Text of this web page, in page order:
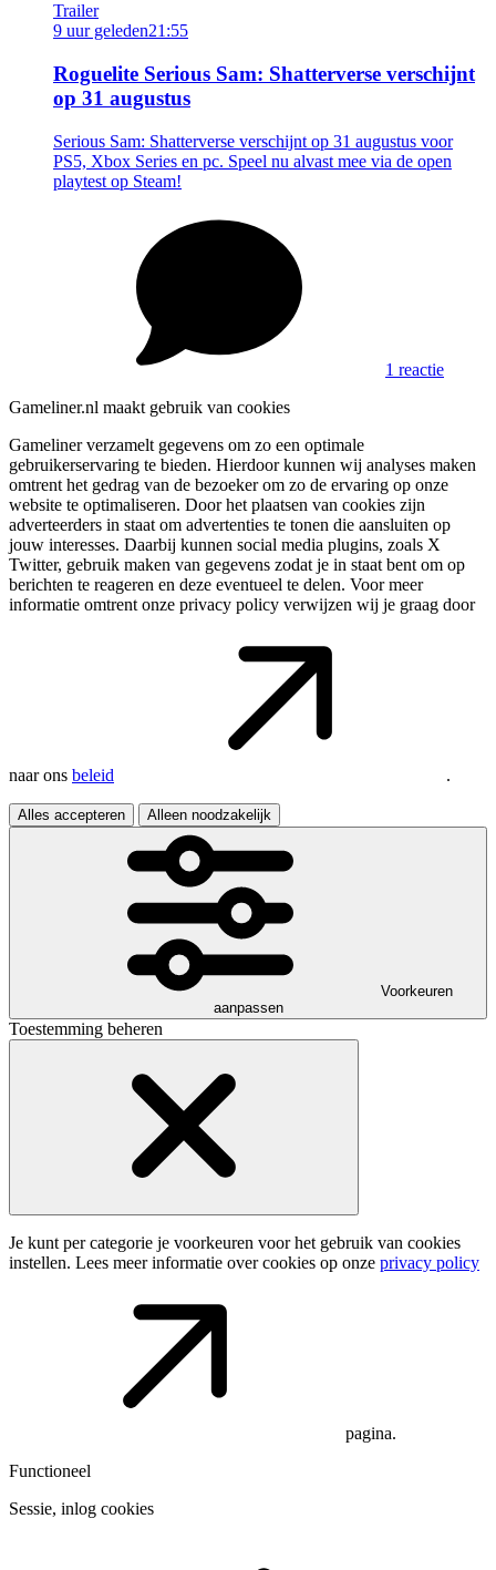
Trailer
9 uur geleden21:55
Roguelite Serious Sam: Shatterverse verschijnt
op 31 augustus
Serious Sam: Shatterverse verschijnt op 31 augustus voor
PS5, Xbox Series en pc. Speel nu alvast mee via de open
playtest op Steam!
1 reactie
Gameliner.nl maakt gebruik van cookies
Gameliner verzamelt gegevens om zo een optimale
gebruikerservaring te bieden. Hierdoor kunnen wij analyses maken
omtrent het gedrag van de bezoeker om zo de ervaring op onze
website te optimaliseren. Door het plaatsen van cookies zijn
adverteerders in staat om advertenties te tonen die aansluiten op
jouw interesses. Daarbij kunnen social media plugins, zoals X
Twitter, gebruik maken van gegevens zodat je in staat bent om op
berichten te reageren en deze eventueel te delen. Voor meer
informatie omtrent onze privacy policy verwijzen wij je graag door
naar ons beleid .
Alles accepteren Alleen noodzakelijk
Voorkeuren
aanpassen
Toestemming beheren
Je kunt per categorie je voorkeuren voor het gebruik van cookies
instellen. Lees meer informatie over cookies op onze privacy policy
pagina.
Functioneel
Sessie, inlog cookies